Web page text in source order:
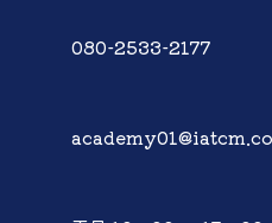
080-2533-2177